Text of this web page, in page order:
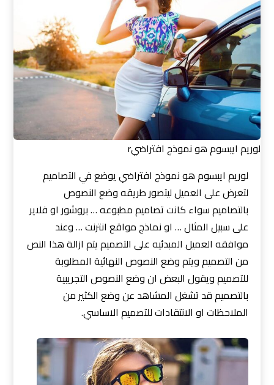
لوريم ايبسوم هو نموذج افتراضيr
لوريم ايبسوم هو نموذج افتراضي يوضع في التصاميم
لتعرض على العميل ليتصور طريقه وضع النصوص
بالتصاميم سواء كانت تصاميم مطبوعه … بروشور او فلاير
على سبيل المثال … او نماذج مواقع انترنت … وعند
موافقه العميل المبدئيه على التصميم يتم ازالة هذا النص
من التصميم ويتم وضع النصوص النهائية المطلوبة
للتصميم ويقول البعض ان وضع النصوص التجريبية
بالتصميم قد تشغل المشاهد عن وضع الكثير من
الملاحظات او الانتقادات للتصميم الاساسي.